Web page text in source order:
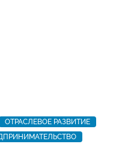
ОТРАСЛЕВОЕ РАЗВИТИЕ